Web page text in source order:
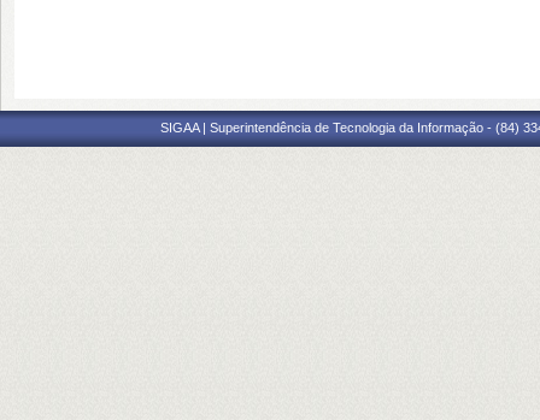
SIGAA | Superintendência de Tecnologia da Informação - (84)